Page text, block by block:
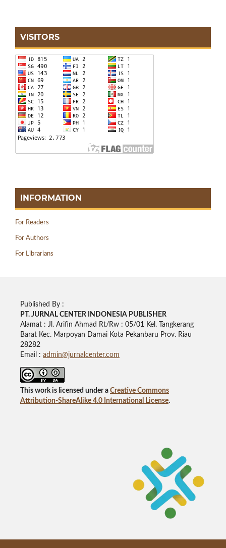
VISITORS
INFORMATION
For Readers
For Authors
For Librarians
Published By :
PT. JURNAL CENTER INDONESIA PUBLISHER
Alamat : Jl. Arifin Ahmad Rt/Rw : 05/01 Kel. Tangkerang
Barat Kec. Marpoyan Damai Kota Pekanbaru Prov. Riau
28282
Email : admin@jurnalcenter.com
This work is licensed under a Creative Commons
Attribution-ShareAlike 4.0 International License.